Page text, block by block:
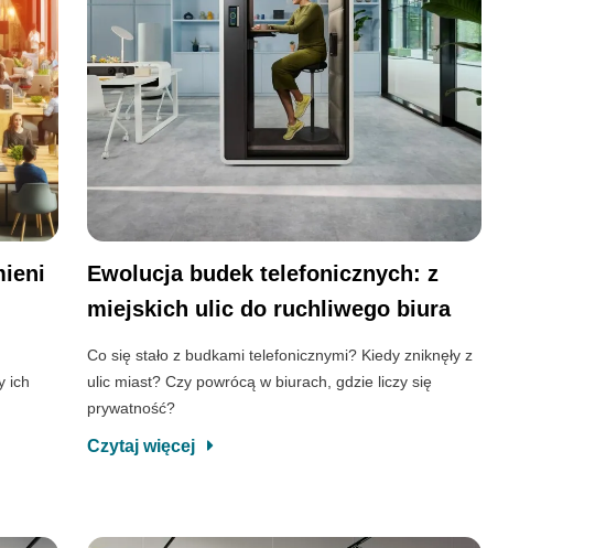
ich
Ewolucja budek telefonicznych: z
miejskich ulic do ruchliwego biura
Co się stało z budkami telefonicznymi? Kiedy zniknęły z
ulic miast? Czy powrócą w biurach, gdzie liczy się
prywatność?
Czytaj więcej